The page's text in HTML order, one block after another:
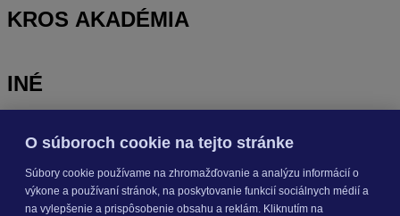
KROS AKADÉMIA
INÉ
OdoberajteNOVINKY
Prihlásiť sa
O súboroch cookie na tejto stránke
Súbory cookie používame na zhromažďovanie a analýzu informácií o
výkone a používaní stránok, na poskytovanie funkcií sociálnych médií a
na vylepšenie a prispôsobenie obsahu a reklám. Kliknutím na